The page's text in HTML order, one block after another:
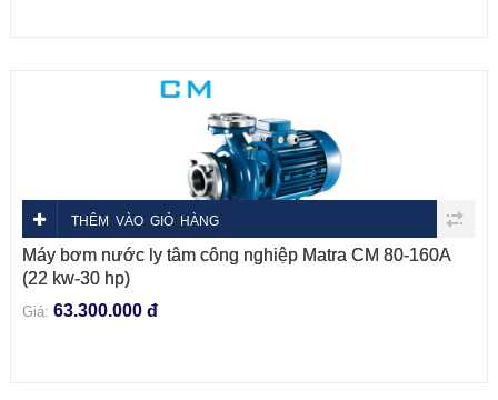
THÊM VÀO GIỎ HÀNG
Máy bơm nước ly tâm công nghiệp Matra CM 80-160A
(22 kw-30 hp)
Giá: 63.300.000 đ